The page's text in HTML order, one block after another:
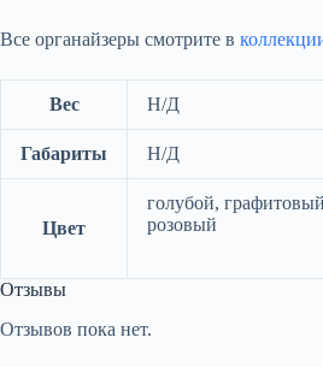
Все органайзеры смотрите в
Вес Н/Д
Габариты Н/Д
Цвет
голубой,
розовый
Отзывы
Отзывов пока нет.